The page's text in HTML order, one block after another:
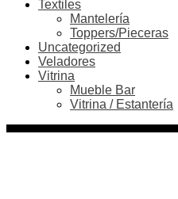
Textiles
Mantelería
Toppers/Pieceras
Uncategorized
Veladores
Vitrina
Mueble Bar
Vitrina / Estantería